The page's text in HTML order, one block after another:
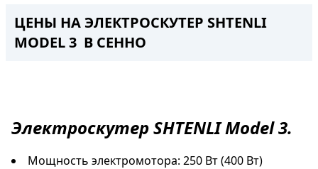
ЦЕНЫ НА ЭЛЕКТРОСКУТЕР SHTENLI
MODEL 3 В СЕННО
ЭлектроскутерSHTENLI Model 3.
Мощность электромотора: 250 Вт (400 Вт)